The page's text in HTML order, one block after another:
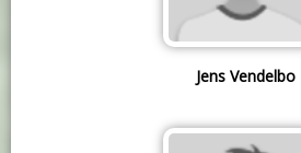
Jens Vendelbo